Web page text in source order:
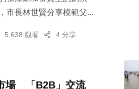
市長林世賢分享模範父...
5,638 觀看 4 分享
場 「B2B」交流